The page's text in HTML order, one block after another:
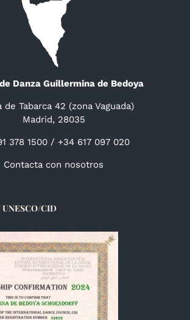
Danza Guillermina de Bedoya
de Tabarca 42 (zona Vaguada)
Madrid, 28035
378 1500 / +34 617 097 020
Contacta con nosotros
CID